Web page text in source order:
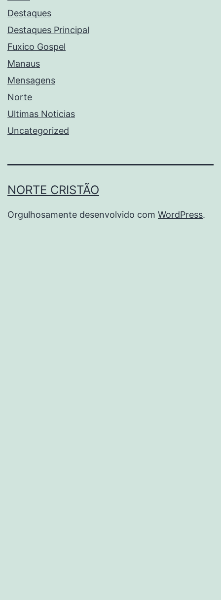
Destaques
Destaques Principal
Fuxico Gospel
Manaus
Mensagens
Norte
Ultimas Noticias
Uncategorized
NORTE CRISTÃO
Orgulhosamente desenvolvido com WordPress.